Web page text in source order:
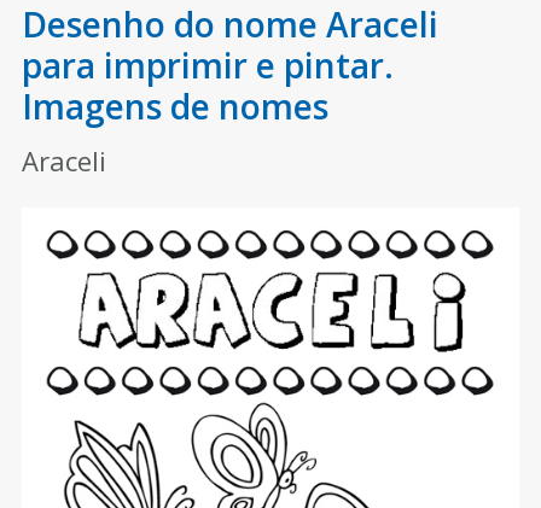
Desenho do nome Araceli
para imprimir e pintar.
Imagens de nomes
Araceli